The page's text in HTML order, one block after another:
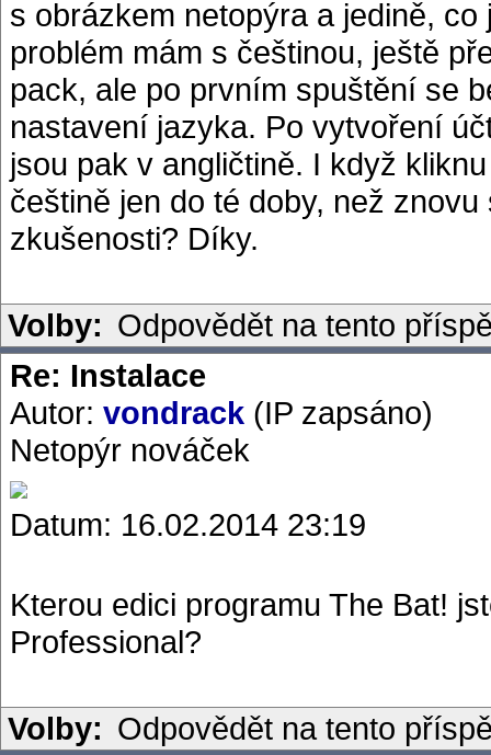
s obrázkem netopýra a jedině,
problém mám s češtinou, ještě
pack, ale po prvním spuštění se
nastavení jazyka. Po vytvoření
jsou pak v angličtině. I když
češtině jen do té doby, než
zkušenosti? Díky.
Volby: Odpovědět na tento
Re: Instalace
Autor: vondrack (IP zapsáno)
Netopýr nováček
Datum: 16.02.2014 23:19
Kterou edici programu The Bat!
Professional?
Volby: Odpovědět na tento